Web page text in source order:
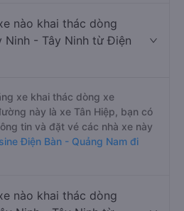
nào khai thác dòng
Ninh - Tây Ninh từ Điện
xe khai thác dòng xe
này là xe Tân Hiệp, bạn có
tin và đặt vé các nhà xe này
Điện Bàn - Quảng Nam đi
nào khai thác dòng